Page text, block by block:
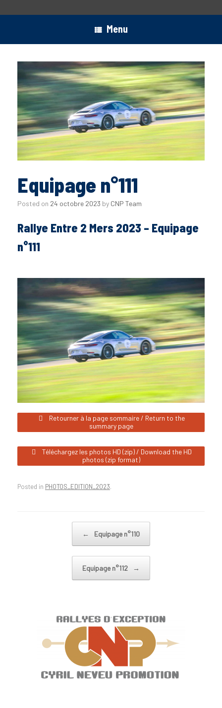
Menu
Equipage n°111
Posted on 24 octobre 2023 by CNP Team
Rallye Entre 2 Mers 2023 – Equipage
n°111
Retourner à la page sommaire / Return to the
summary page
Téléchargez les photos HD (zip) / Download the HD
photos (zip format)
Posted in PHOTOS_EDITION_2023.
← Equipage n°110
Equipage n°112 →